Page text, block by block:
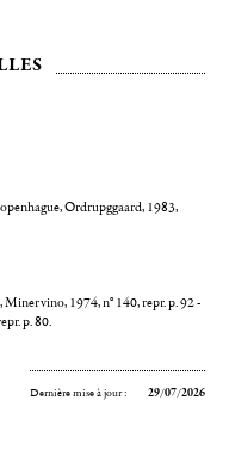
Ordrupggaard, 1983,
Minervino, 1974, n° 140, repr. p. 92 -
p. 80.
Dernière mise à jour : 29/07/2026